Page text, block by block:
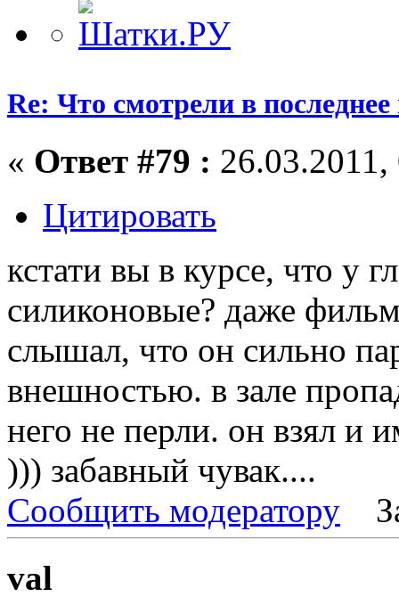
Re: Что смотрели в
« Ответ #79 :
Цитировать
кстати вы в курсе, что у
силиконовые? даже
слышал, что он сильно
внешностью. в зале
него не перли. он взял и
))) забавный чувак....
Сообщить модератору
val